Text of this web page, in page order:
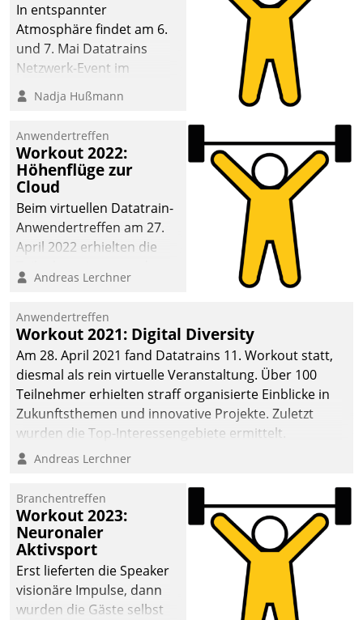
In entspannter
Atmosphäre findet am 6.
und 7. Mai Datatrains
Netzwerk-Event im
Kunden- und Partnerkreis
statt. Zentrale Frage: Wie
Mammutprojekte
meistern und Workloads
wuppen – bei zunehmend
anspruchsvollen
Aufgaben und
abnehmendem
Nadja Hußmann
Anwendertreffen
Workout 2022:
Höhenflüge zur
Cloud
Beim virtuellen Datatrain-
Anwendertreffen am 27.
April 2022 erhielten die
Teilnehmer kurzweilige
Cloud-Strategien und -
Lösungen mit hohem
Zukunftspotenzial.
Andreas Lerchner
Anwendertreffen
Workout 2021: Digital Diversity
Am 28. April 2021 fand Datatrains 11. Workout statt,
diesmal als rein virtuelle Veranstaltung. Über 100
Teilnehmer erhielten straff organisierte Einblicke in
Zukunftsthemen und innovative Projekte. Zuletzt
wurden die Top-Interessengebiete ermittelt.
Andreas Lerchner
Branchentreffen
Workout 2023:
Neuronaler
Aktivsport
Erst lieferten die Speaker
visionäre Impulse, dann
wurden die Gäste selbst